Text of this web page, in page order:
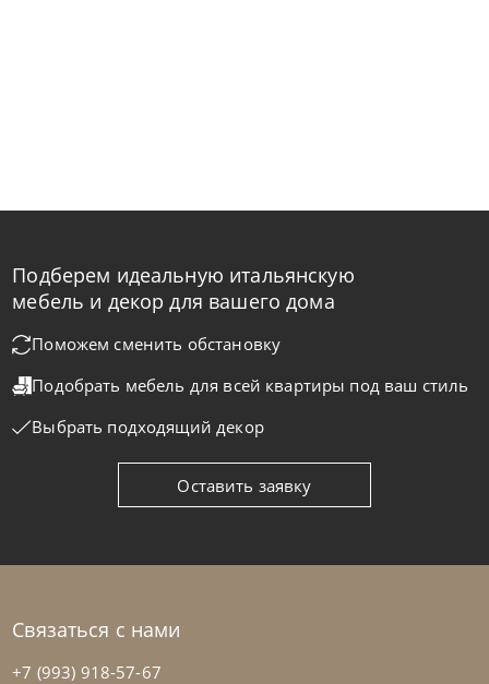
Подберем идеальную итальянскую
мебель и декор для вашего дома
Поможем сменить обстановку
Подобрать мебель для всей квартиры под ваш стиль
Выбрать подходящий декор
Оставить заявку
Связаться с нами
+7 (993) 918-57-67